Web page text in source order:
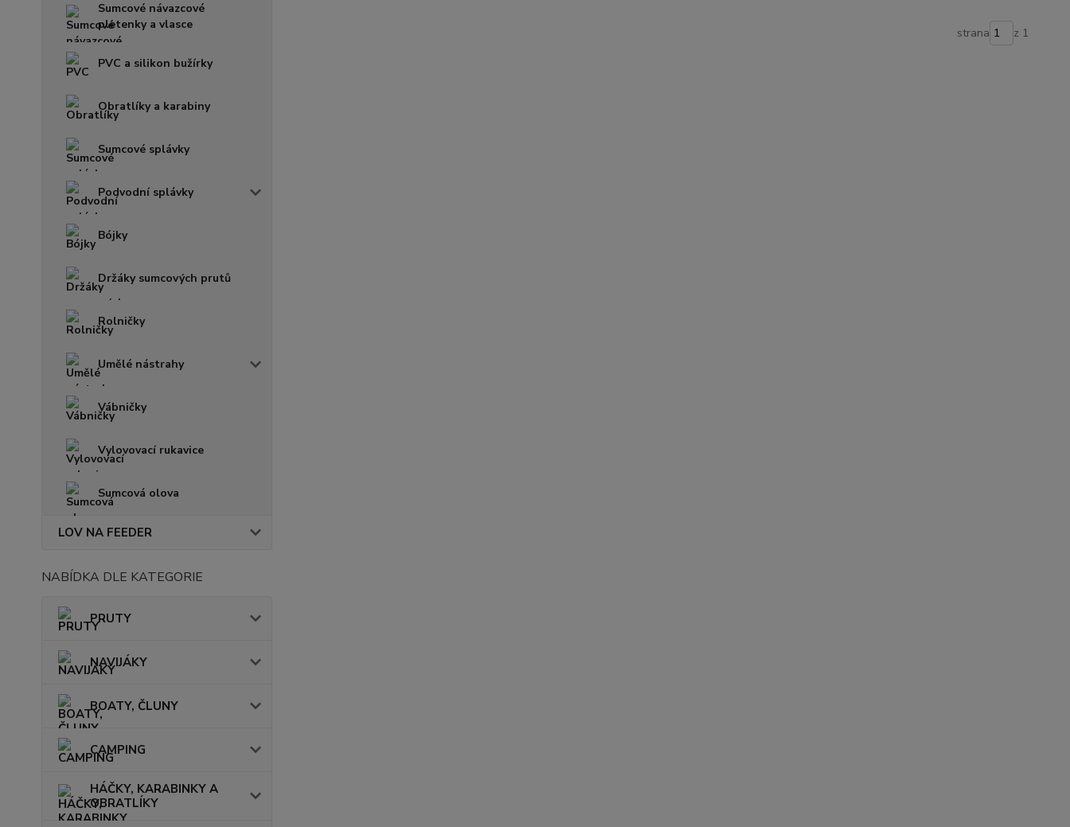
Sumcové návazcové
pletenky a vlasce
PVC a silikon bužírky
Obratlíky a karabiny
Sumcové splávky
Podvodní splávky
Bójky
Držáky sumcových prutů
Rolničky
Umělé nástrahy
Vábničky
Vylovovací rukavice
Sumcová olova
LOV NA FEEDER
NABÍDKA DLE KATEGORIE
PRUTY
NAVIJÁKY
BOATY, ČLUNY
CAMPING
HÁČKY, KARABINKY A
OBRATLÍKY
strana z 1